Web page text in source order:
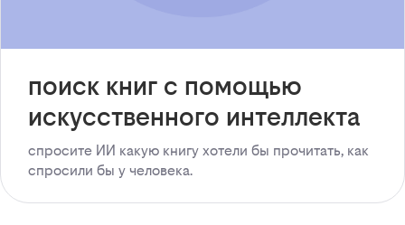
поиск книг с помощью
искусственного интеллекта
спросите ИИ какую книгу хотели бы прочитать, как
спросили бы у человека.